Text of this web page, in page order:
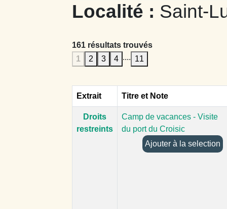
Localité : Saint-
161 résultats trouvés
1
2 3 4 .... 11
Extrait Titre et Note
Droits
restreints
Camp de vacances - Visite
du port du Croisic
Ajouter à la selection